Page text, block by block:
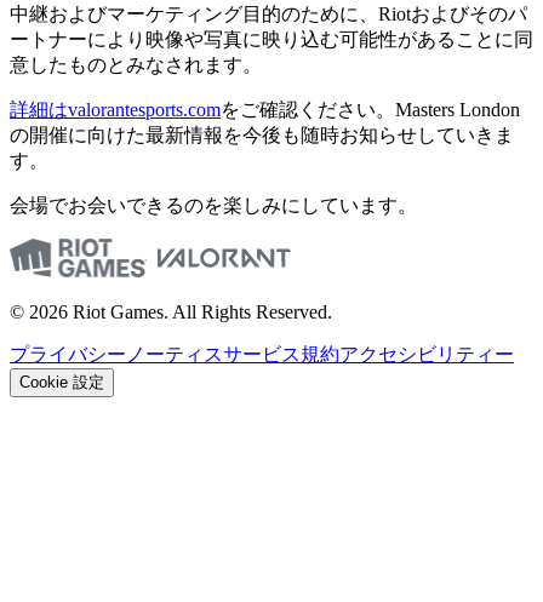
中継およびマーケティング目的のために、Riotおよびそのパ
ートナーにより映像や写真に映り込む可能性があることに同
意したものとみなされます。
詳細はvalorantesports.comをご確認ください。Masters London
の開催に向けた最新情報を今後も随時お知らせしていきま
す。
会場でお会いできるのを楽しみにしています。
© 2026 Riot Games. All Rights Reserved.
プライバシーノーティスサービス規約アクセシビリティー
Cookie 設定